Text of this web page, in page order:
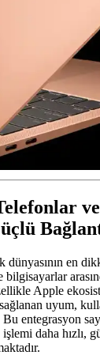
dünyasının en
bilgisayarlar
Apple
uyum,
Bu entegrasyon
daha hızlı,